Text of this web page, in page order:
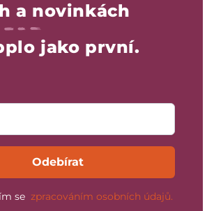
a novinkách
jako první.
Odebírat
se zpracováním osobních údajů.